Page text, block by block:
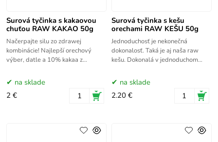
Surová tyčinka s kakaovou
chuťou RAW KAKAO 50g
Načerpajte silu zo zdrawej
kombinácie! Najlepší orechový
výber, datle a 10% kakaa z
na sklade
2 €
Surová tyčinka s kešu
orechami RAW KEŠU 50g
Jednoduchosť je nekonečná
dokonalosť. Taká je aj naša raw
kešu. Dokonalá v jednoduchom
Nič viac, nič menej.
na sklade
2.20 €